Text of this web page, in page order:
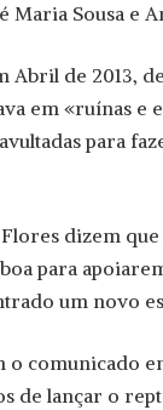
Maria Sousa e
Abril de 2013,
em «ruínas e
para
Flores dizem
para
um novo
o comunicado
de lançar o